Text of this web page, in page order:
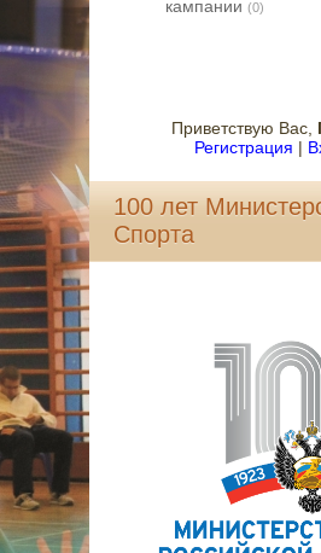
кампании (0)
Приветствую Вас,
Регистрация |
100 лет
Спорта